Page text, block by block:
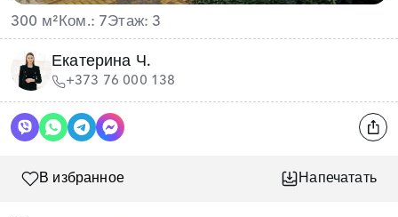
300 м² Ком.: 7Этаж: 3
Екатерина Ч.
+373 76 000 138
В избранное Напечатать